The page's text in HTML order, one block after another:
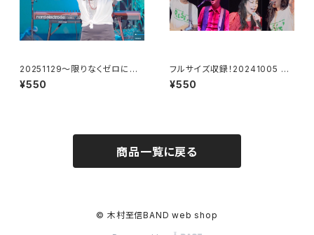
20251129〜限りなくゼロに近
いけど、ゼロじゃない〜ワンマン
ライブ映像
¥550
フルサイズ収録！20241005 ラ
ンドマークホール
¥550
商品一覧に戻る
© 木村至信BAND web shop